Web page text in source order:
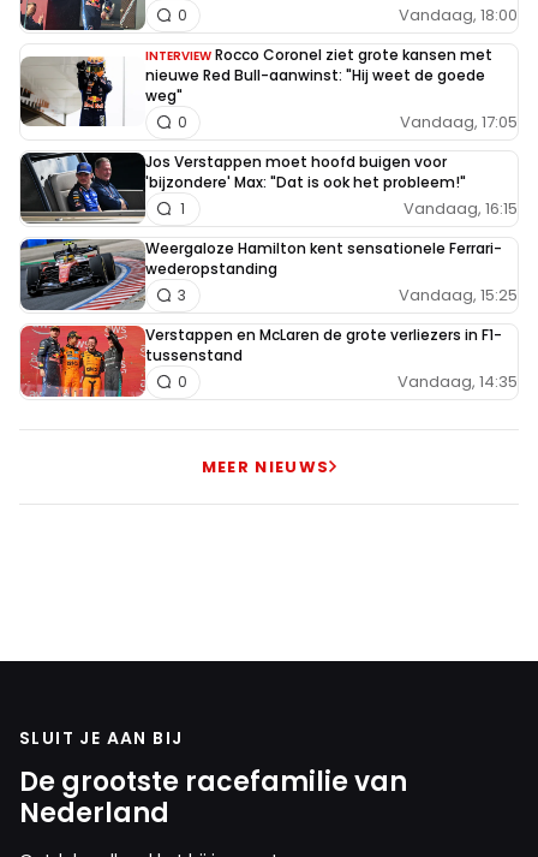
Vandaag, 18:00
0
INTERVIEW Rocco Coronel ziet grote kansen met
nieuwe Red Bull-aanwinst: "Hij weet de goede
weg"
Vandaag, 17:05
0
Jos Verstappen moet hoofd buigen voor
'bijzondere' Max: "Dat is ook het probleem!"
Vandaag, 16:15
1
Weergaloze Hamilton kent sensationele Ferrari-
wederopstanding
Vandaag, 15:25
3
Verstappen en McLaren de grote verliezers in F1-
tussenstand
Vandaag, 14:35
0
MEER NIEUWS
SLUIT JE AAN BIJ
De grootste racefamilie van
Nederland